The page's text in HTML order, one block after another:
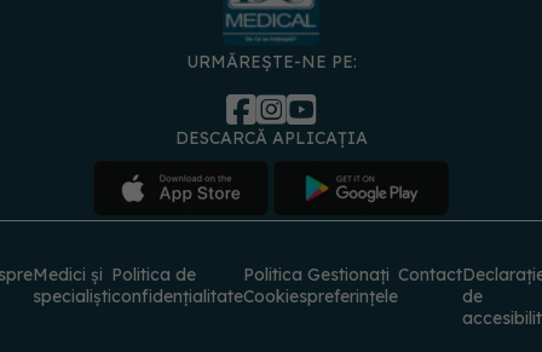
URMĂREȘTE-NE PE:
DESCARCĂ APLICAȚIA
Medici și
specialiști
Politica de
confidențialitate
Politica
Cookies
Gestionați
preferințele
Contact
de